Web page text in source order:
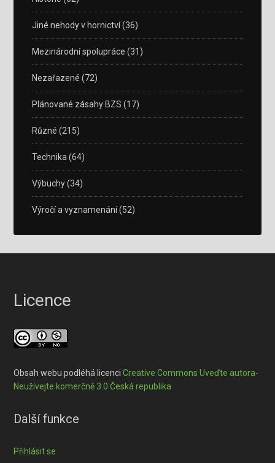
Jiné nehody v hornictví(36)
Mezinárodní spolupráce (31)
Nezařazené (72)
Plánované zásahy BZS (17)
Různé (215)
Technika (64)
Výbuchy(34)
Výročí a vyznamenání(52)
Licence
Obsah webu podléhá licenciCreative Commons Uveďte autora-
Neužívejte komerčně 3.0 Česká republika
Další funkce
Přihlásit se